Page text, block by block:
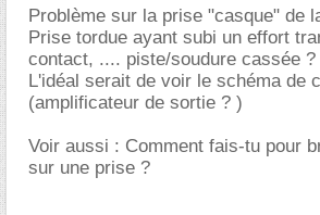
Problème sur la prise "casque" de
Prise tordue ayant subi un effort
contact, .... piste/soudure cassée ?
L'idéal serait de voir le schéma de
(amplificateur de sortie ? )
Voir aussi : Comment fais-tu pour
sur une prise ?